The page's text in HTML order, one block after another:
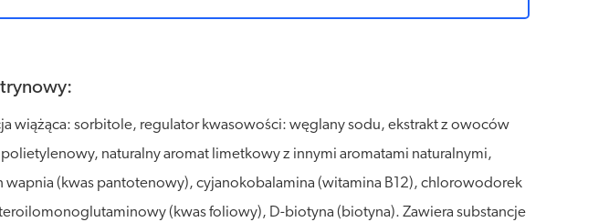
wiążąca: sorbitole, regulator kwasowości: węglany sodu, ekstrakt z owoców
naturalny aromat limetkowy z innymi aromatami naturalnymi,
(kwas pantotenowy), cyjanokobalamina (witamina B12), chlorowodorek
(kwas foliowy), D-biotyna (biotyna). Zawiera substancje